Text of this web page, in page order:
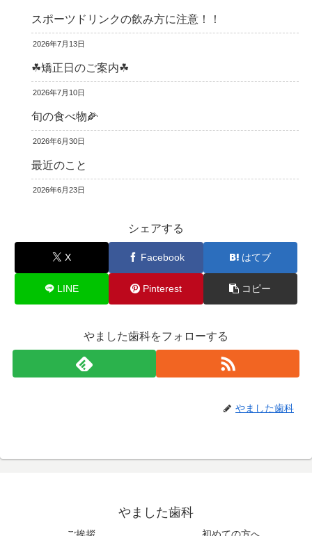
スポーツドリンクの飲み方に注意！！
2026年7月13日
☘矯正日のご案内☘
2026年7月10日
旬の食べ物🌽
2026年6月30日
最近のこと
2026年6月23日
シェアする
X Facebook はてブ
LINE Pinterest コピー
やました歯科をフォローする
やました歯科
やました歯科